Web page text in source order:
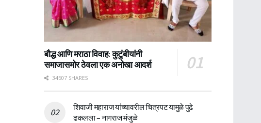
बौद्ध आणि मराठा विवाह: कुटुंबीयांनी
समाजासमोर ठेवला एक अनोखा आदर्श
34507 SHARES
शिवाजी महाराज यांच्यावरील चित्रपट यामुळे पुढे
ढकलला – नागराज मंजुळे